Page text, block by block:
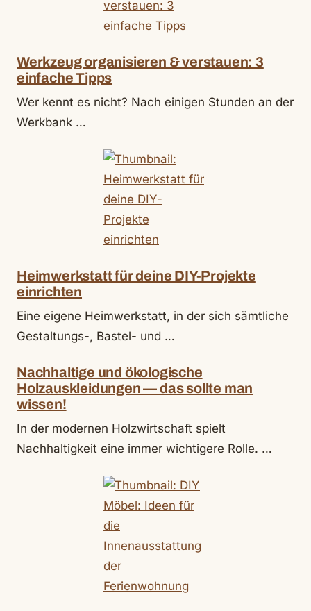
Werkzeug organisieren & verstauen: 3
einfache Tipps
Wer kennt es nicht? Nach einigen Stunden an der
Werkbank …
Heimwerkstatt für deine DIY-Projekte
einrichten
Eine eigene Heimwerkstatt, in der sich sämtliche
Gestaltungs-, Bastel- und …
Nachhaltige und ökologische
Holzauskleidungen — das sollte man
wissen!
In der modernen Holzwirtschaft spielt
Nachhaltigkeit eine immer wichtigere Rolle. …